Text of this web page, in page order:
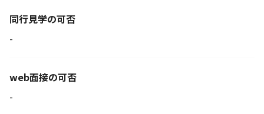
同行見学の可否
-
web面接の可否
-